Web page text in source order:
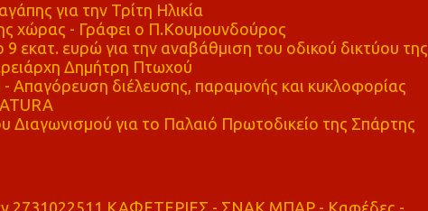
για την Τρίτη Ηλικία
χώρας - Γράφει ο Π.Κουμουνδούρος
9 εκατ. ευρώ για την αναβάθμιση του οδικού δικτύου της
Δημήτρη Πτωχού
διέλευσης, παραμονής και κυκλοφορίας
Διαγωνισμού για το Παλαιό Πρωτοδικείο της Σπάρτης
2731022511 ΚΑΦΕΤΕΡΙΕΣ - ΣΝΑΚ ΜΠΑΡ - Καφέδες -